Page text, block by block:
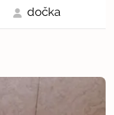
dočka